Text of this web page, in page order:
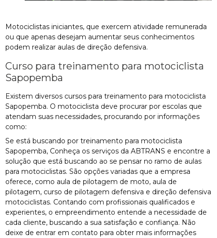
Motociclistas iniciantes, que exercem atividade remunerada
ou que apenas desejam aumentar seus conhecimentos
podem realizar aulas de direção defensiva.
Curso para treinamento para motociclista
Sapopemba
Existem diversos cursos para treinamento para motociclista
Sapopemba. O motociclista deve procurar por escolas que
atendam suas necessidades, procurando por informações
como:
Se está buscando por treinamento para motociclista
Sapopemba, Conheça os serviços da ABTRANS e encontre a
solução que está buscando ao se pensar no ramo de aulas
para motociclistas. São opções variadas que a empresa
oferece, como aula de pilotagem de moto, aula de
pilotagem, curso de pilotagem defensiva e direção defensiva
motociclistas. Contando com profissionais qualificados e
experientes, o empreendimento entende a necessidade de
cada cliente, buscando a sua satisfação e confiança. Não
deixe de entrar em contato para obter mais informações